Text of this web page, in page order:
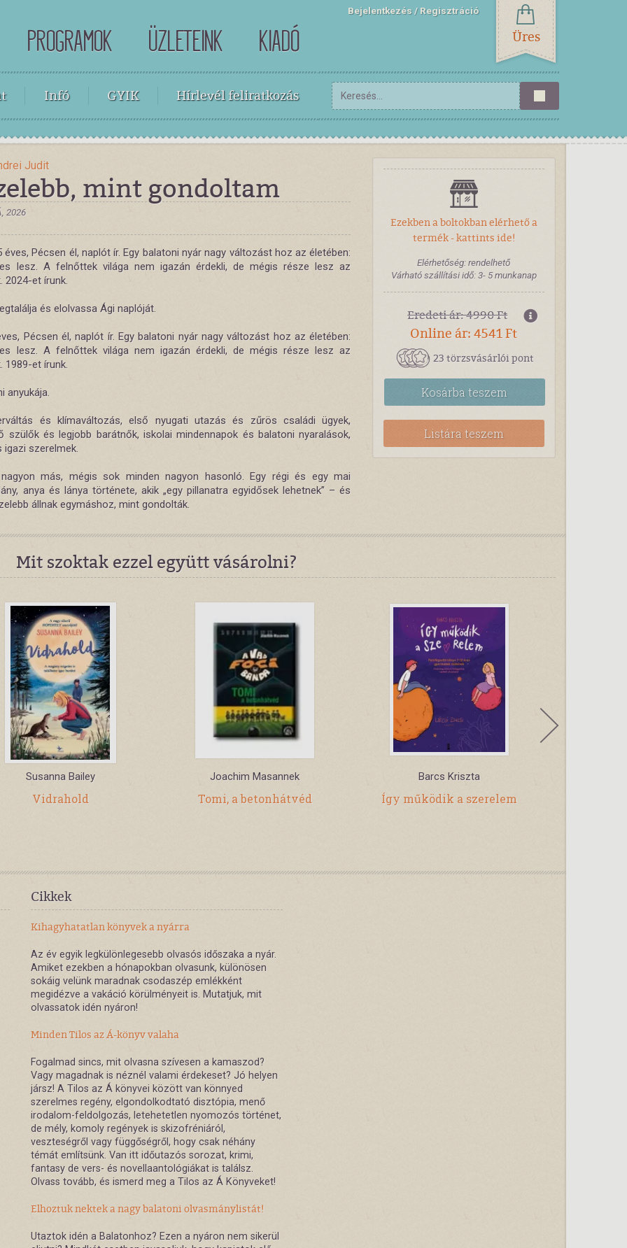
PROGRAMOK ÜZLETEINK KIADÓ
Bejelentkezés Regisztráció
Üres
Infó GYIK Hírlevél feliratkozás
Judit
mint gondoltam
2026
éves, Pécsen él, naplót ír. Egy balatoni nyár nagy változást hoz az életében:
lesz. A felnőttek világa nem igazán érdekli, de mégis része lesz az
2024-et írunk.
és elolvassa Ági naplóját.
Pécsen él, naplót ír. Egy balatoni nyár nagy változást hoz az életében:
lesz. A felnőttek világa nem igazán érdekli, de mégis része lesz az
1989-et írunk.
anyukája.
és klímaváltozás, első nyugati utazás és zűrös családi ügyek,
szülők és legjobb barátnők, iskolai mindennapok és balatoni nyaralások,
igazi szerelmek.
más, mégis sok minden nagyon hasonló. Egy régi és egy mai
anya és lánya története, akik „egy pillanatra egyidősek lehetnek” – és
állnak egymáshoz, mint gondolták.
Ezekben a boltokban elérhető a
termék - kattints ide!
Elérhetőség: rendelhető
Várható szállítási idő: 3- 5 munkanap
Eredeti ár: 4990 Ft
Online ár: 4541 Ft
23 törzsvásárlói pont
Kosárbateszem
Listára teszem
Mit szoktak ezzel együtt vásárolni?
Susanna Bailey
Vidrahold
Joachim Masannek
Tomi, a betonhátvéd
Barcs Kriszta
Így működik a szerelem
Cikkek
Kihagyhatatlan könyvek a nyárra
Az év egyik legkülönlegesebb olvasós időszaka a nyár.
Amiket ezekben a hónapokban olvasunk, különösen
sokáig velünk maradnak csodaszép emlékként
megidézve a vakáció körülményeit is. Mutatjuk, mit
olvassatok idén nyáron!
Minden Tilos az Á-könyv valaha
Fogalmad sincs, mit olvasna szívesen a kamaszod?
Vagy magadnak is néznél valami érdekeset? Jó helyen
jársz! A Tilos az Á könyvei között van könnyed
szerelmes regény, elgondolkodtató disztópia, menő
irodalom-feldolgozás, letehetetlen nyomozós történet,
de mély, komoly regények is skizofréniáról,
veszteségről vagy függőségről, hogy csak néhány
témát említsünk. Van itt időutazós sorozat, krimi,
fantasy de vers- és novellaantológiákat is találsz.
Olvass tovább, és ismerd meg a Tilos az Á Könyveket!
Elhoztuk nektek a nagy balatoni olvasmánylistát!
Utaztok idén a Balatonhoz? Ezen a nyáron nem sikerül